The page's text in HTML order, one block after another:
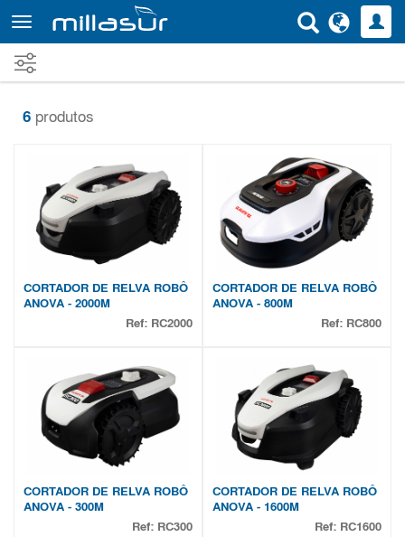
para
o
conteúdo
principal
6 produtos
CORTADOR DE RELVA ROBÔ
ANOVA - 2000M
Ref: RC2000
CORTADOR DE RELVA ROBÔ
ANOVA - 800M
Ref: RC800
CORTADOR DE RELVA ROBÔ
ANOVA - 300M
Ref: RC300
CORTADOR DE RELVA ROBÔ
ANOVA - 1600M
Ref: RC1600